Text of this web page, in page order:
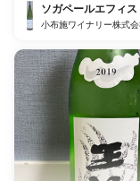
ソガペールエフィス
小布施ワイナリー株式会